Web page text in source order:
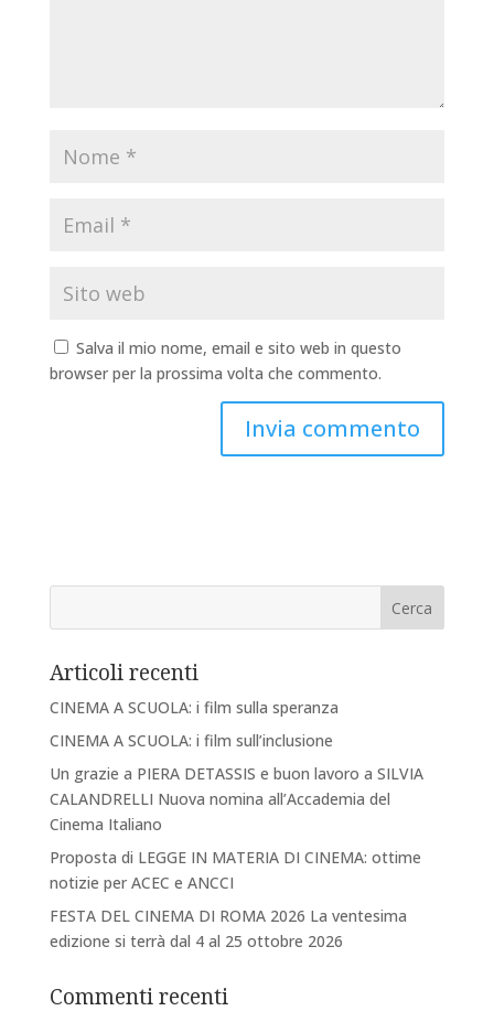
Salva il mio nome, email e sito web in questo
browser per la prossima volta che commento.
Articoli recenti
CINEMA A SCUOLA: i film sulla speranza
CINEMA A SCUOLA: i film sull’inclusione
Un grazie a PIERA DETASSIS e buon lavoro a SILVIA
CALANDRELLI Nuova nomina all’Accademia del
Cinema Italiano
Proposta di LEGGE IN MATERIA DI CINEMA: ottime
notizie per ACEC e ANCCI
FESTA DEL CINEMA DI ROMA 2026 La ventesima
edizione si terrà dal 4 al 25 ottobre 2026
Commenti recenti